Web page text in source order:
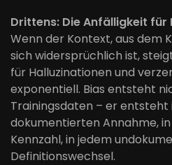
Drittens: Die Anfälligkeit für
Wenn der Kontext, aus dem
sich widersprüchlich ist,
für Halluzinationen und
exponentiell. Bias entsteht
Trainingsdaten – er
dokumentierten Annahme,
Kennzahl, in jedem
Definitionswechsel.